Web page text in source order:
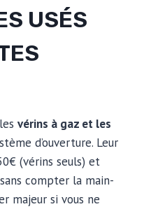
USÉS
vérins à gaz et les
d’ouverture. Leur
(vérins seuls) et
compter la main-
majeur si vous ne